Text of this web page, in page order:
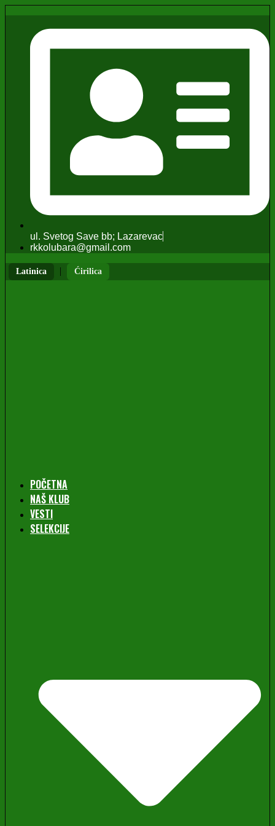
ul. Svetog Save bb; Lazarevac
rkkolubara@gmail.com
Latinica | Ćirilica
POČETNA
NAŠ KLUB
VESTI
SELEKCIJE